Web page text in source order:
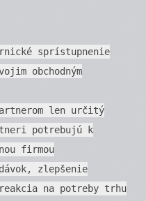
sprístupnenie
obchodným
len určitý
potrebujú k
firmou
zlepšenie
na potreby trhu